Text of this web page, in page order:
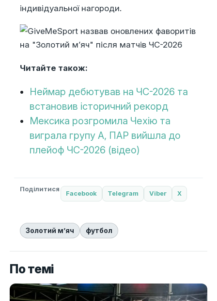
індивідуальної нагороди.
Читайте також:
Неймар дебютував на ЧС-2026 та
встановив історичний рекорд
Мексика розгромила Чехію та
виграла групу А, ПАР вийшла до
плейоф ЧС-2026 (відео)
Поділитися
Facebook Telegram Viber X
Золотий м’яч футбол
По темі